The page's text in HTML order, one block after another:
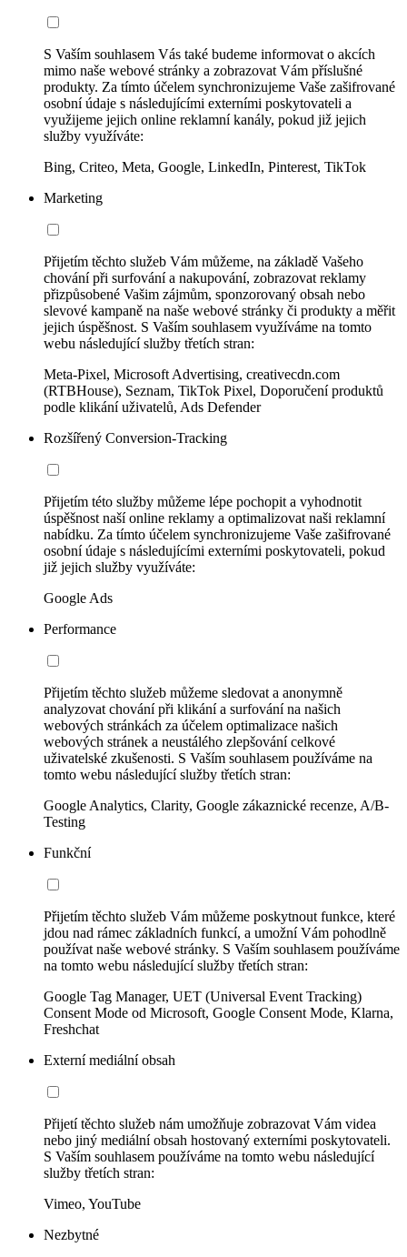
S Vaším souhlasem Vás také budeme informovat o akcích
mimo naše webové stránky a zobrazovat Vám příslušné
produkty. Za tímto účelem synchronizujeme Vaše zašifrované
osobní údaje s následujícími externími poskytovateli a
využijeme jejich online reklamní kanály, pokud již jejich
služby využíváte:
Bing, Criteo, Meta, Google, LinkedIn, Pinterest, TikTok
Marketing
Přijetím těchto služeb Vám můžeme, na základě Vašeho
chování při surfování a nakupování, zobrazovat reklamy
přizpůsobené Vašim zájmům, sponzorovaný obsah nebo
slevové kampaně na naše webové stránky či produkty a měřit
jejich úspěšnost. S Vaším souhlasem využíváme na tomto
webu následující služby třetích stran:
Meta-Pixel, Microsoft Advertising, creativecdn.com
(RTBHouse), Seznam, TikTok Pixel, Doporučení produktů
podle klikání uživatelů, Ads Defender
Rozšířený Conversion-Tracking
Přijetím této služby můžeme lépe pochopit a vyhodnotit
úspěšnost naší online reklamy a optimalizovat naši reklamní
nabídku. Za tímto účelem synchronizujeme Vaše zašifrované
osobní údaje s následujícími externími poskytovateli, pokud
již jejich služby využíváte:
Google Ads
Performance
Přijetím těchto služeb můžeme sledovat a anonymně
analyzovat chování při klikání a surfování na našich
webových stránkách za účelem optimalizace našich
webových stránek a neustálého zlepšování celkové
uživatelské zkušenosti. S Vaším souhlasem používáme na
tomto webu následující služby třetích stran:
Google Analytics, Clarity, Google zákaznické recenze, A/B-
Testing
Funkční
Přijetím těchto služeb Vám můžeme poskytnout funkce, které
jdou nad rámec základních funkcí, a umožní Vám pohodlně
používat naše webové stránky. S Vaším souhlasem používáme
na tomto webu následující služby třetích stran:
Google Tag Manager, UET (Universal Event Tracking)
Consent Mode od Microsoft, Google Consent Mode, Klarna,
Freshchat
Externí mediální obsah
Přijetí těchto služeb nám umožňuje zobrazovat Vám videa
nebo jiný mediální obsah hostovaný externími poskytovateli.
S Vaším souhlasem používáme na tomto webu následující
služby třetích stran:
Vimeo, YouTube
Nezbytné